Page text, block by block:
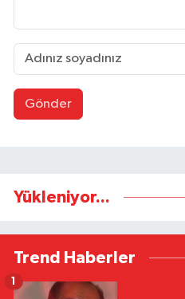
Gönder
Yükleniyor...
Trend Haberler
1